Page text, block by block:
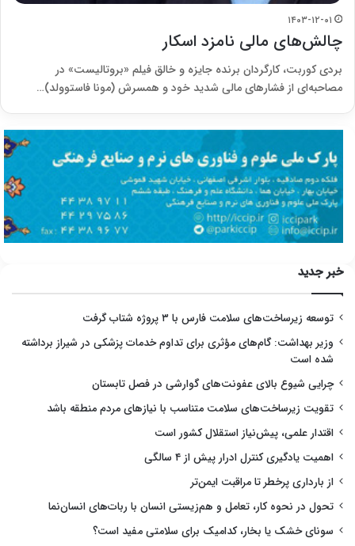
۱۴۰۳-۱۲-۰۱
چالش‌های مالی نامزد اسکار
بردی کوربت، کارگردان برنده جایزه و خالق فیلم «بروتالیست» در
مصاحبه‌ای از فشارهای مالی شدید خود و همسرش (مونا فاستوولد)…
خبر جدید
توسعه زیرساخت‌های سلامت فارس با ۳ پروژه شتاب گرفت
وزیر بهداشت: گام‌های مؤثری برای تداوم خدمات پزشکی در شیراز برداشته
شده است
چرایی شیوع بالای عفونت‌های گوارشی در فصل تابستان
تقویت زیرساخت‌های سلامت متناسب با نیازهای مردم منطقه باشد
اقتدار علمی، پیش‌نیاز استقلال کشور است
اهمیت یادگیری کنترل ادرار پیش از ۴ سالگی
از بارداری پرخطر تا مراقبت ایمن‌تر
تحول در نحوه کار، تعامل و هم‌زیستی انسان با ربات‌های انسان‌نما
سونای خشک یا بخار، کدامیک برای سلامتی مفید است؟